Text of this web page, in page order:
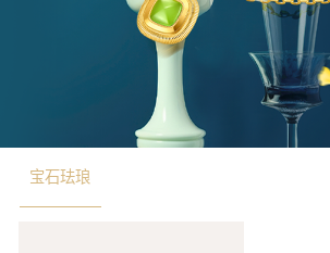
宝石珐琅